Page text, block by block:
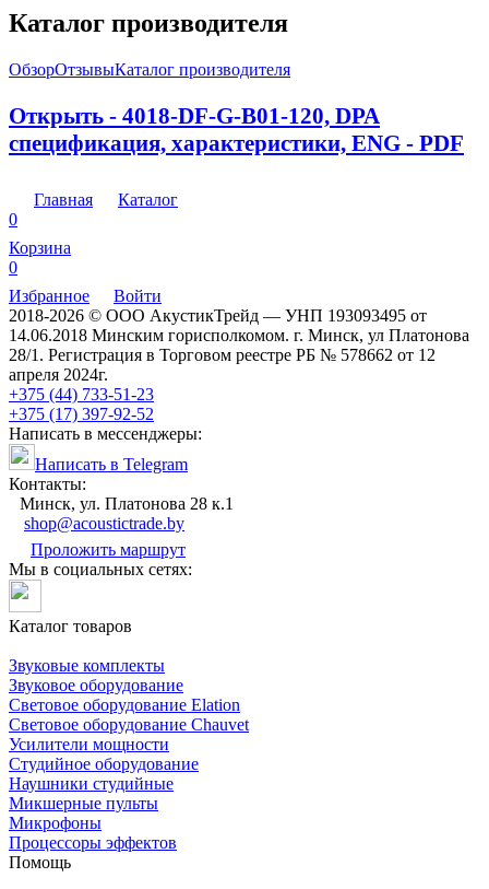
Каталог производителя
ОбзорОтзывыКаталог производителя
Открыть - 4018-DF-G-B01-120, DPA
спецификация, характеристики, ENG - PDF
Главная
Каталог
0
Корзина
0
Избранное
Войти
2018-2026 © ООО АкустикТрейд — УНП 193093495 от
14.06.2018 Минским горисполкомом. г. Минск, ул Платонова
28/1. Регистрация в Торговом реестре РБ № 578662 от 12
апреля 2024г.
+375 (44) 733-51-23
+375 (17) 397-92-52
Написать в мессенджеры:
Написать в Telegram
Контакты:
Минск, ул. Платонова 28 к.1
shop@acoustictrade.by
Проложить маршрут
Мы в социальных сетях:
Каталог товаров
Звуковые комплекты
Звуковое оборудование
Световое оборудование Elation
Cветовое оборудование Chauvet
Усилители мощности
Студийное оборудование
Наушники студийные
Микшерные пульты
Микрофоны
Процессоры эффектов
Помощь